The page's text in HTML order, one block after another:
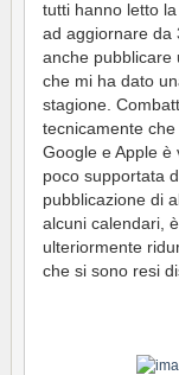
tutti hanno letto
ad aggiornare da
anche pubblicare
che mi ha dato
stagione.
tecnicamente
Google e Apple è
poco supportata
pubblicazione di
alcuni calendari,
ulteriormente
che si sono resi